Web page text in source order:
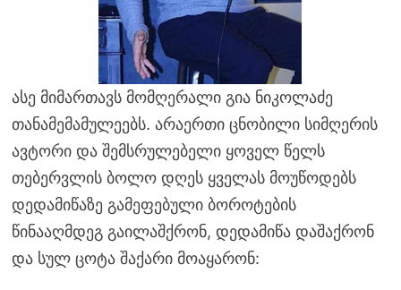
ასე მიმართავს მომღერალი გია ნიკოლაძე
თანამემამულეებს. არაერთი ცნობილი სიმღერის
ავტორი და შემსრულებელი ყოველ წელს
თებერვლის ბოლო დღეს ყველას მოუწოდებს
დედამიწაზე გამეფებული ბოროტების
წინააღმდეგ გაილაშქრონ, დედამიწა დაშაქრონ
და სულ ცოტა შაქარი მოაყარონ: